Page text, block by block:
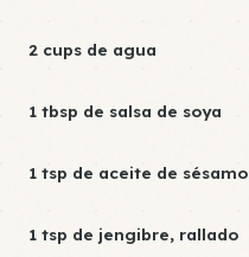
2 cups de agua
1 tbsp de salsa de soya
1 tsp de aceite de sésamo
1 tsp de jengibre, rallado